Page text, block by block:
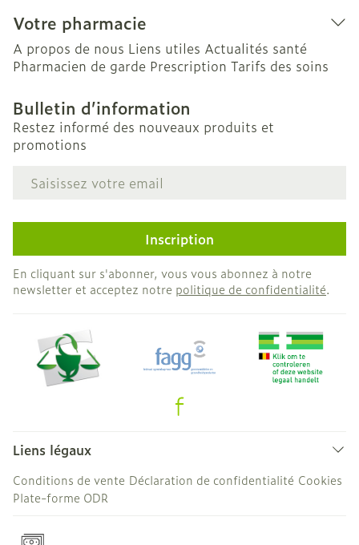
Votre pharmacie
A propos de nous Liens utiles Actualités santé
Pharmacien de garde Prescription Tarifs des soins
Bulletin d’information
Restez informé des nouveaux produits et
promotions
Adresse mail
Inscription
En cliquant sur s'abonner, vous vous abonnez à notre
newsletter et acceptez notre politique de confidentialité.
Liens légaux
Conditions de vente Déclaration de confidentialité Cookies
Plate-forme ODR